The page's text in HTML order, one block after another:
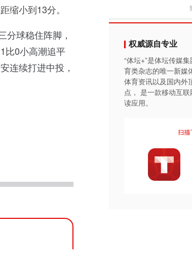
缩小到13分。
分球稳住阵脚，
比0小高潮追平
连续打进中投，
权威源自专业
“体坛+”是体坛传媒
育类杂志的唯一新媒
体育资讯以及国内外
点， 是一款移动互
读应用。